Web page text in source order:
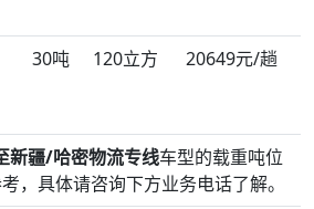
30吨 120立方 20649元/趟
新疆/哈密物流专线车型的载重吨位
，具体请咨询下方业务电话了解。